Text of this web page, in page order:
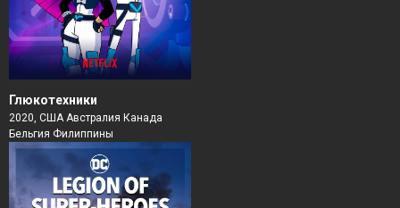
Глюкотехники
2020, США Австралия Канада
Бельгия Филиппины